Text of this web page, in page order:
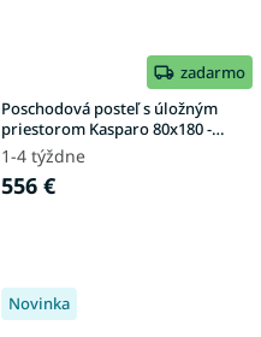
zadarmo
Poschodová posteľ s úložným
priestorom Kasparo 80x180 -
kašmír / zelená
1-4 týždne
556 €
Novinka